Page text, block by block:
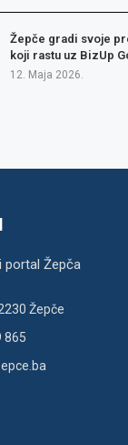
Žepče gradi svoje
koji rastu uz BizUp
12. Maja 2026.
portal Žepča
Žepče
865